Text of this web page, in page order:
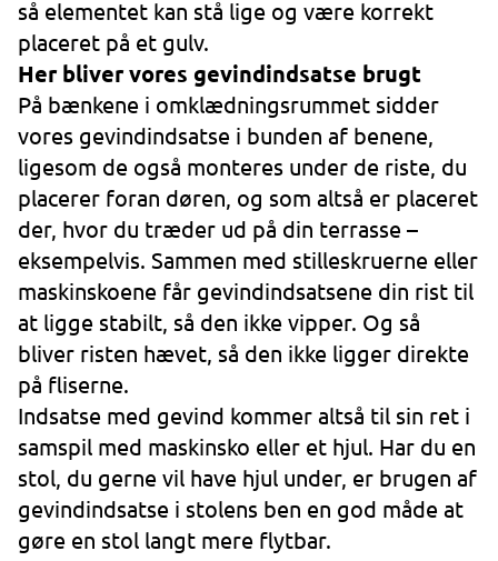
så elementet kan stå lige og være korrekt
placeret på et gulv.
Her bliver vores gevindindsatse brugt
På bænkene i omklædningsrummet sidder
vores gevindindsatse i bunden af benene,
ligesom de også monteres under de riste, du
placerer foran døren, og som altså er placeret
der, hvor du træder ud på din terrasse –
eksempelvis. Sammen med stilleskruerne eller
maskinskoene får gevindindsatsene din rist til
at ligge stabilt, så den ikke vipper. Og så
bliver risten hævet, så den ikke ligger direkte
på fliserne.
Indsatse med gevind kommer altså til sin ret i
samspil med maskinsko eller et hjul. Har du en
stol, du gerne vil have hjul under, er brugen af
gevindindsatse i stolens ben en god måde at
gøre en stol langt mere flytbar.